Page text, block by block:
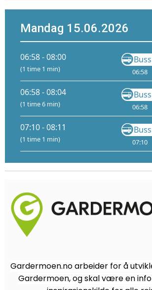
Mandag 15.06.2026
06:58 - 08:00
(1 time 1 min)
Buss
06:58
06:58 - 08:04
(1 time 6 min)
Buss
06:58
07:10 - 08:11
(1 time 1 min)
Buss
07:10
Gardermoen.no arbeider for å
Gardermoen, og skal være en